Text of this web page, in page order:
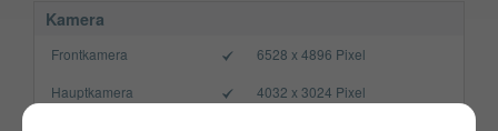
Kamera
Frontkamera
6528 x 4896 Pixel
Hauptkamera
4032 x 3024 Pixel